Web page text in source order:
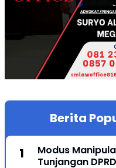
Berita
Modus
Tunjangan